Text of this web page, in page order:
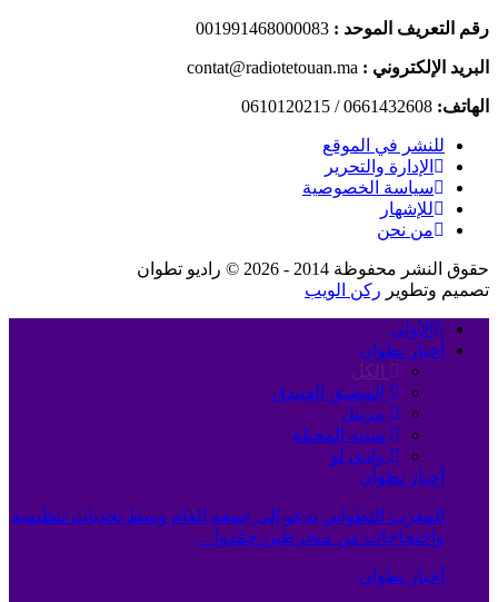
رقم التعريف الموحد : 001991468000083
البريد الإلكتروني : contat@radiotetouan.ma
الهاتف: 0661432608 / 0610120215
للنشر في الموقع
الإدارة والتحرير
سياسة الخصوصية
للإشهار
من نحن
حقوق النشر محفوظة 2014 - 2026 © راديو تطوان
تصميم وتطوير ركن الويب
الأولى
أخبار تطوان
الكل
المضيق الفنيدق
مرتيل
سبته المحتلة
وادي لو
أخبار تطوان
المغرب التطواني يدعو إلى جمعه العام وسط تحديات تنظيمية
واحتجاجات من منخرطين جمّدوا…
أخبار تطوان